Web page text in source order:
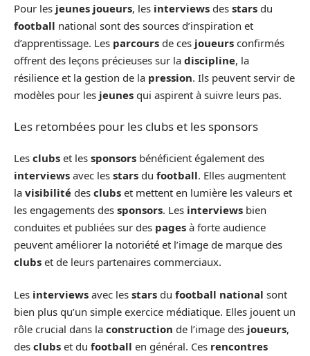
Pour les jeunes joueurs, les interviews des stars du
football national sont des sources d’inspiration et
d’apprentissage. Les parcours de ces joueurs confirmés
offrent des leçons précieuses sur la discipline, la
résilience et la gestion de la pression. Ils peuvent servir de
modèles pour les jeunes qui aspirent à suivre leurs pas.
Les retombées pour les clubs et les sponsors
Les clubs et les sponsors bénéficient également des
interviews avec les stars du football. Elles augmentent
la visibilité des clubs et mettent en lumière les valeurs et
les engagements des sponsors. Les interviews bien
conduites et publiées sur des pages à forte audience
peuvent améliorer la notoriété et l’image de marque des
clubs et de leurs partenaires commerciaux.
Les interviews avec les stars du football national sont
bien plus qu’un simple exercice médiatique. Elles jouent un
rôle crucial dans la construction de l’image des joueurs,
des clubs et du football en général. Ces rencontres